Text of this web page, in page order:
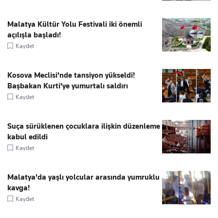
Malatya Kültür Yolu Festivali iki önemli
açılışla başladı!
Kaydet
Kosova Meclisi'nde tansiyon yükseldi!
Başbakan Kurti'ye yumurtalı saldırı
Kaydet
Suça sürüklenen çocuklara ilişkin düzenleme
kabul edildi
Kaydet
Malatya'da yaşlı yolcular arasında yumruklu
kavga!
Kaydet